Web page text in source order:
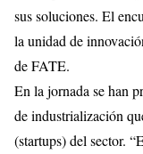
sus soluciones. El
la unidad de
de FATE.
En la jornada se han
de industrialización
(startups) del sector.